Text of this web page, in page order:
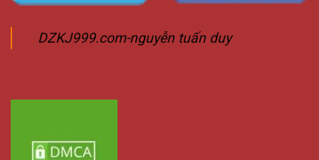
DZKJ999.com-nguyễn tuấn duy